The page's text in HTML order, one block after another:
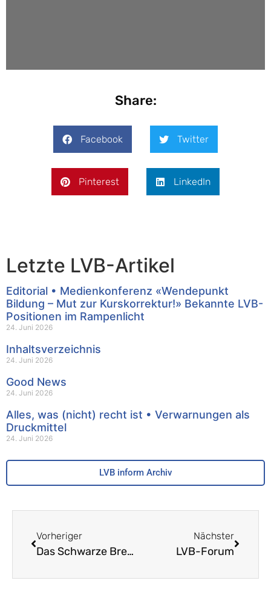
Share:
Facebook Twitter
Pinterest LinkedIn
Letzte LVB-Artikel
Editorial • Medienkonferenz «Wendepunkt
Bildung – Mut zur Kurskorrektur!» Bekannte LVB-
Positionen im Rampenlicht
24. Juni 2026
Inhaltsverzeichnis
24. Juni 2026
Good News
24. Juni 2026
Alles, was (nicht) recht ist • Verwarnungen als
Druckmittel
24. Juni 2026
LVB inform Archiv
Vorheriger
Das Schwarze Brett
Nächster
LVB-Forum